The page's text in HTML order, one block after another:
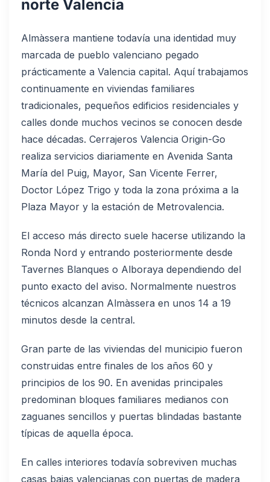
norte Valencia
Almàssera mantiene todavía una identidad muy
marcada de pueblo valenciano pegado
prácticamente a Valencia capital. Aquí trabajamos
continuamente en viviendas familiares
tradicionales, pequeños edificios residenciales y
calles donde muchos vecinos se conocen desde
hace décadas. Cerrajeros Valencia Origin-Go
realiza servicios diariamente en Avenida Santa
María del Puig, Mayor, San Vicente Ferrer,
Doctor López Trigo y toda la zona próxima a la
Plaza Mayor y la estación de Metrovalencia.
El acceso más directo suele hacerse utilizando la
Ronda Nord y entrando posteriormente desde
Tavernes Blanques o Alboraya dependiendo del
punto exacto del aviso. Normalmente nuestros
técnicos alcanzan Almàssera en unos 14 a 19
minutos desde la central.
Gran parte de las viviendas del municipio fueron
construidas entre finales de los años 60 y
principios de los 90. En avenidas principales
predominan bloques familiares medianos con
zaguanes sencillos y puertas blindadas bastante
típicas de aquella época.
En calles interiores todavía sobreviven muchas
casas bajas valencianas con puertas de madera